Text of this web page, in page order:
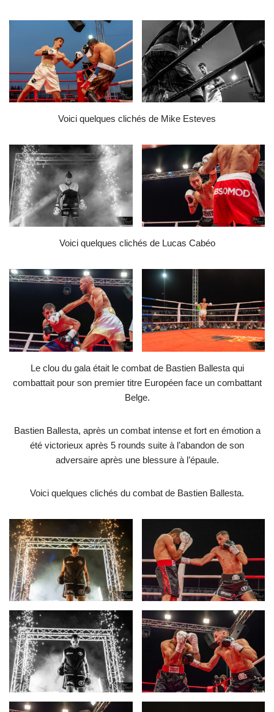
Voici quelques clichés de Mike Esteves
Voici quelques clichés de Lucas Cabéo
Le clou du gala était le combat de Bastien Ballesta qui
combattait pour son premier titre Européen face un combattant
Belge.
Bastien Ballesta, après un combat intense et fort en émotion a
été victorieux après 5 rounds suite à l’abandon de son
adversaire après une blessure à l’épaule.
Voici quelques clichés du combat de Bastien Ballesta.